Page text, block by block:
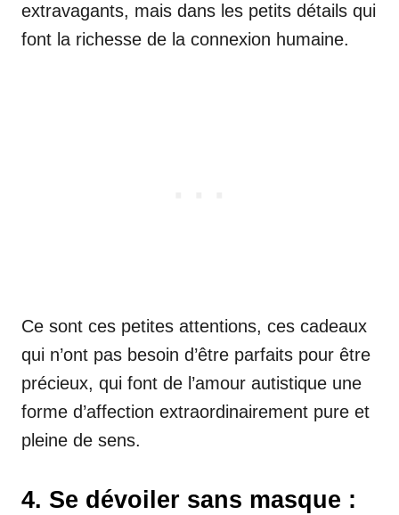
extravagants, mais dans les petits détails qui
font la richesse de la connexion humaine.
Ce sont ces petites attentions, ces cadeaux
qui n’ont pas besoin d’être parfaits pour être
précieux, qui font de l’amour autistique une
forme d’affection extraordinairement pure et
pleine de sens.
4. Se dévoiler sans masque :